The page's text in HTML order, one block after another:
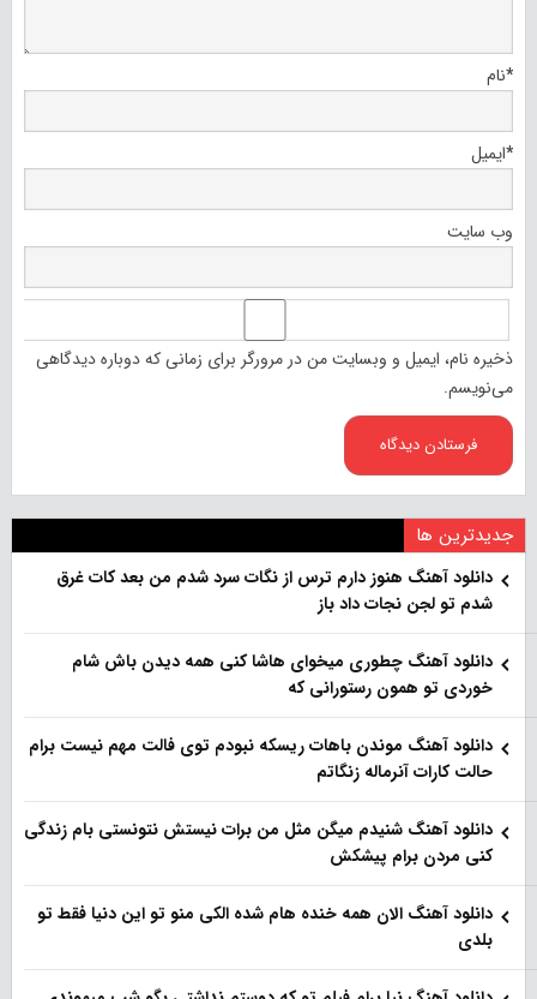
نام*
ایمیل*
وب‌ سایت
ذخیره نام، ایمیل و وبسایت من در مرورگر برای زمانی که دوباره دیدگاهی
می‌نویسم.
جدیدترین ها
دانلود آهنگ هنو‌ز دارم ترس از نگات سرد شدم من بعد کات غرق
شدم تو لجن نجات داد باز
دانلود آهنگ چطوری میخوای هاشا کنی همه دیدن باش شام
خوردی تو همون رستورانی که
دانلود آهنگ موندن باهات ریسکه نبودم توی فالت مهم نیست برام
حالت کارات آنرماله زنگاتم
دانلود آهنگ شنیدم میگن مثل من برات نیستش نتونستی بام زندگی
کنی مردن برام پیشکش
دانلود آهنگ الان همه خنده هام شده الکی منو تو این دنیا فقط تو
بلدی